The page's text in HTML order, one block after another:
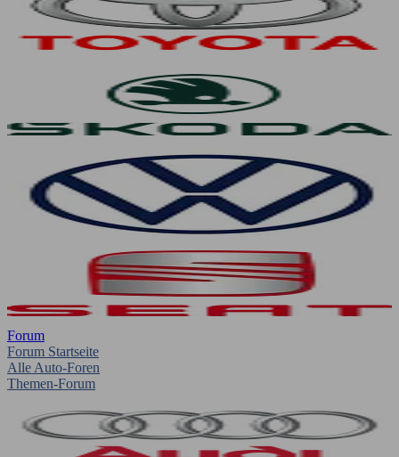
Forum
Forum Startseite
Alle Auto-Foren
Themen-Forum